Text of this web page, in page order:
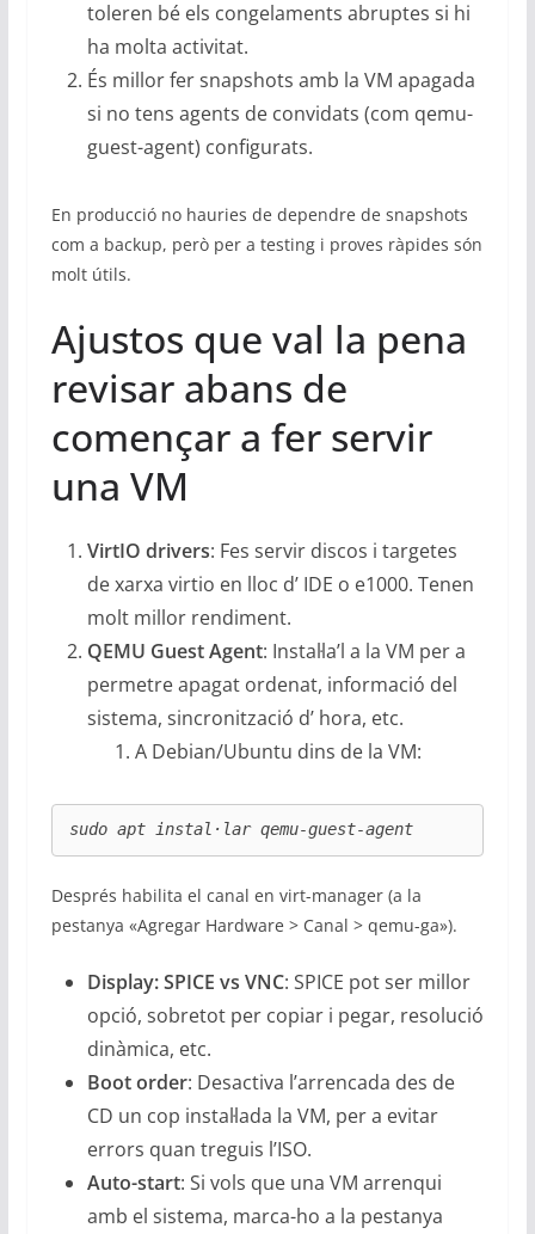
toleren bé els congelaments abruptes si hi
ha molta activitat.
És millor fer snapshots amb la VM apagada
si no tens agents de convidats (com qemu-
guest-agent) configurats.
En producció no hauries de dependre de snapshots
com a backup, però per a testing i proves ràpides són
molt útils.
Ajustos que val la pena
revisar abans de
començar a fer servir
una VM
VirtIO drivers: Fes servir discos i targetes
de xarxa virtio en lloc d’ IDE o e1000. Tenen
molt millor rendiment.
QEMU Guest Agent: Instal·la’l a la VM per a
permetre apagat ordenat, informació del
sistema, sincronització d’ hora, etc.
A Debian/Ubuntu dins de la VM:
sudo apt instal·lar qemu-guest-agent
Després habilita el canal en virt-manager (a la
pestanya «Agregar Hardware > Canal > qemu-ga»).
Display: SPICE vs VNC: SPICE pot ser millor
opció, sobretot per copiar i pegar, resolució
dinàmica, etc.
Boot order: Desactiva l’arrencada des de
CD un cop instal·lada la VM, per a evitar
errors quan treguis l’ISO.
Auto-start: Si vols que una VM arrenqui
amb el sistema, marca-ho a la pestanya